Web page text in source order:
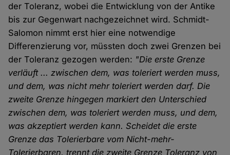
der Toleranz, wobei die Entwicklung von der Antike
bis zur Gegenwart nachgezeichnet wird. Schmidt-
Salomon nimmt erst hier eine notwendige
Differenzierung vor, müssten doch zwei Grenzen bei
der Toleranz gezogen werden: "Die erste Grenze
verläuft ... zwischen dem, was toleriert werden muss,
und dem, was nicht mehr toleriert werden darf. Die
zweite Grenze hingegen markiert den Unterschied
zwischen dem, was toleriert werden muss, und dem,
was akzeptiert werden kann. Scheidet die erste
Grenze das Tolerierbare vom Nicht-mehr-
Tolerierbaren, trennt die zweite Grenze Toleranz von